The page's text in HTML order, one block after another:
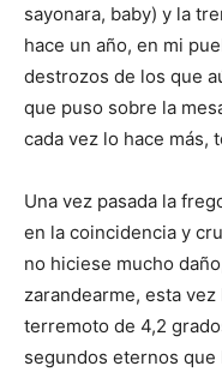
sayonara, baby) y la
hace un año, en mi
destrozos de los que
que puso sobre la
cada vez lo hace más,
Una vez pasada la
en la coincidencia y
no hiciese mucho
zarandearme, esta
terremoto de 4,2
segundos eternos